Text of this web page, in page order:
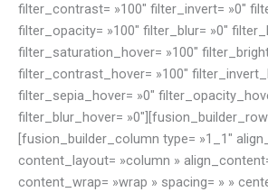
filter_contrast= »100″ filter_invert= »0″
filter_opacity= »100″ filter_blur= »0″
filter_saturation_hover= »100″
filter_contrast_hover= »100″
filter_sepia_hover= »0″
filter_blur_hover= »0″][fusion_builder_row]
[fusion_builder_column type= »1_1″
content_layout= »column »
content_wrap= »wrap » spacing= » »